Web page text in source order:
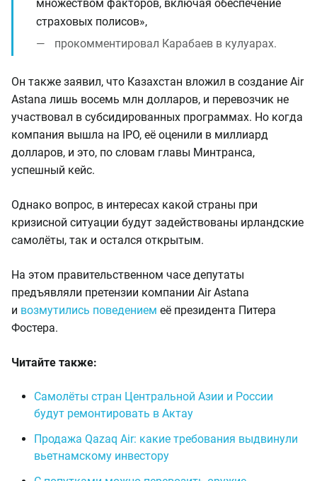
множеством факторов, включая обеспечение
страховых полисов»,
прокомментировал Карабаев в кулуарах.
Он также заявил, что Казахстан вложил в создание Air
Astana лишь восемь млн долларов, и перевозчик не
участвовал в субсидированных программах. Но когда
компания вышла на IPO, её оценили в миллиард
долларов, и это, по словам главы Минтранса,
успешный кейс.
Однако вопрос, в интересах какой страны при
кризисной ситуации будут задействованы ирландские
самолёты, так и остался открытым.
На этом правительственном часе депутаты
предъявляли претензии компании Air Astana
и возмутились поведением её президента Питера
Фостера.
Читайте также:
Самолёты стран Центральной Азии и России
будут ремонтировать в Актау
Продажа Qazaq Air: какие требования выдвинули
вьетнамскому инвестору